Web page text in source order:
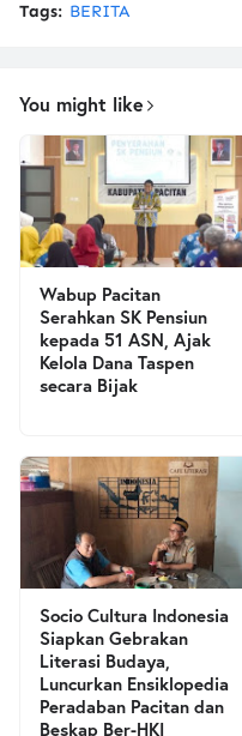
Tags: BERITA
You might like
Wabup Pacitan
Serahkan SK Pensiun
kepada 51 ASN, Ajak
Kelola Dana Taspen
secara Bijak
Socio Cultura Indonesia
Siapkan Gebrakan
Literasi Budaya,
Luncurkan Ensiklopedia
Peradaban Pacitan dan
Beskap Ber-HKI